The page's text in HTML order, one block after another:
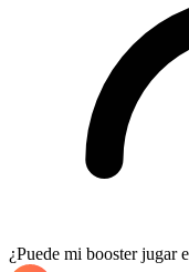
¿Puede mi booster jugar